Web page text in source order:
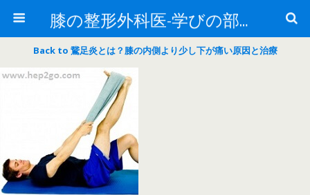
膝の整形外科医-学びの部屋-
Back to 鵞足炎とは？膝の内側より少し下が痛い原因と治療